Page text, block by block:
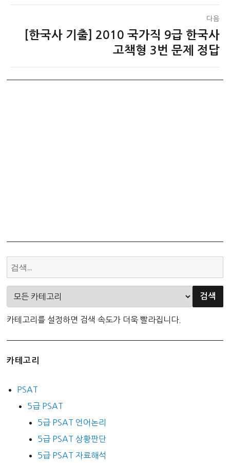
다음
[한국사 기출] 2010 국가직 9급 한국사
고책형 3번 문제 정답
카테고리를 설정하면 검색 속도가 더욱 빨라집니다.
카테고리
PSAT
5급 PSAT
5급 PSAT 언어논리
5급 PSAT 상황판단
5급 PSAT 자료해석